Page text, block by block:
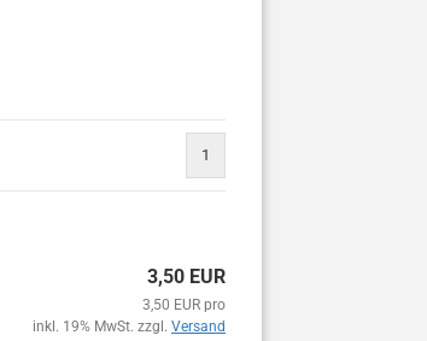
1
3,50 EUR
3,50 EUR pro
inkl. 19% MwSt. zzgl. Versand